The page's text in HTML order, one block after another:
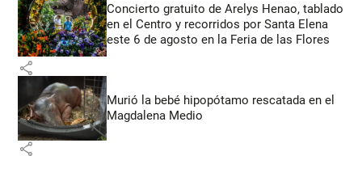
Concierto gratuito de Arelys Henao, tablado
en el Centro y recorridos por Santa Elena
este 6 de agosto en la Feria de las Flores
share
Murió la bebé hipopótamo rescatada en el
Magdalena Medio
share